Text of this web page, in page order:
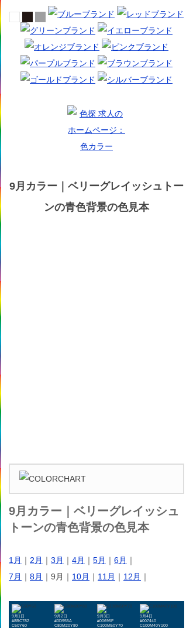
9月カラー｜ベリーグレイッシュトー
ンの青色背景の色見本
9月カラー｜ベリーグレイッシュ
トーンの青色背景の色見本
1月 ｜ 2月 ｜ 3月 ｜ 4月 ｜ 5月 ｜ 6月 ｜
7月 ｜ 8月 ｜9月｜ 10月 ｜ 11月 ｜ 12月 ｜
9月1日
#8BC782
C50Y60
9月2日
#0D955A
C80M20Y80
9月3日
#00695F
C100M50Y70
9月4日
#007440
C100M40Y100